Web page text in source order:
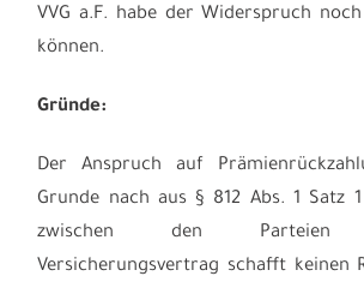
VVG a.F. habe der Widerspruch
können.
Gründe:
Der Anspruch auf
Grunde nach aus § 812 Abs. 1 Satz
zwischen den Parteien
Versicherungsvertrag schafft keinen